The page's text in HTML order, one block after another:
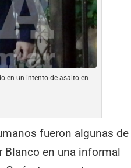
en un intento de asalto en
fueron algunas de
Blanco en una informal